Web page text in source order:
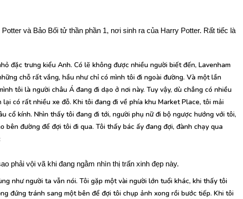
và Bảo Bối tử thần phần 1, nơi sinh ra của Harry Potter. Rất tiếc là
đặc trưng kiểu Anh. Có lẽ không được nhiều người biết đến, Lavenham
chỗ rất vắng, hầu như chỉ có mình tôi đi ngoài đường. Và một lần
tôi là người châu Á đang đi dạo ở nơi này. Tuy vậy, dù chẳng có nhiều
có rất nhiều xe đỗ. Khi tôi đang đi về phía khu Market Place, tôi mải
cổ kính. Nhìn thấy tôi đang đi tới, người phụ nữ đi bộ ngược hướng với tôi,
bên đường để đợi tôi đi qua. Tôi thấy bác ấy đang đợi, đành chạy qua
phải vội vã khi đang ngằm nhìn thị trấn xinh đẹp này.
như người ta vẫn nói. Tôi gặp một vài người lớn tuổi khác, khi thấy tôi
đứng tránh sang một bên để đợi tôi chụp ảnh xong rồi bước tiếp. Khi tôi